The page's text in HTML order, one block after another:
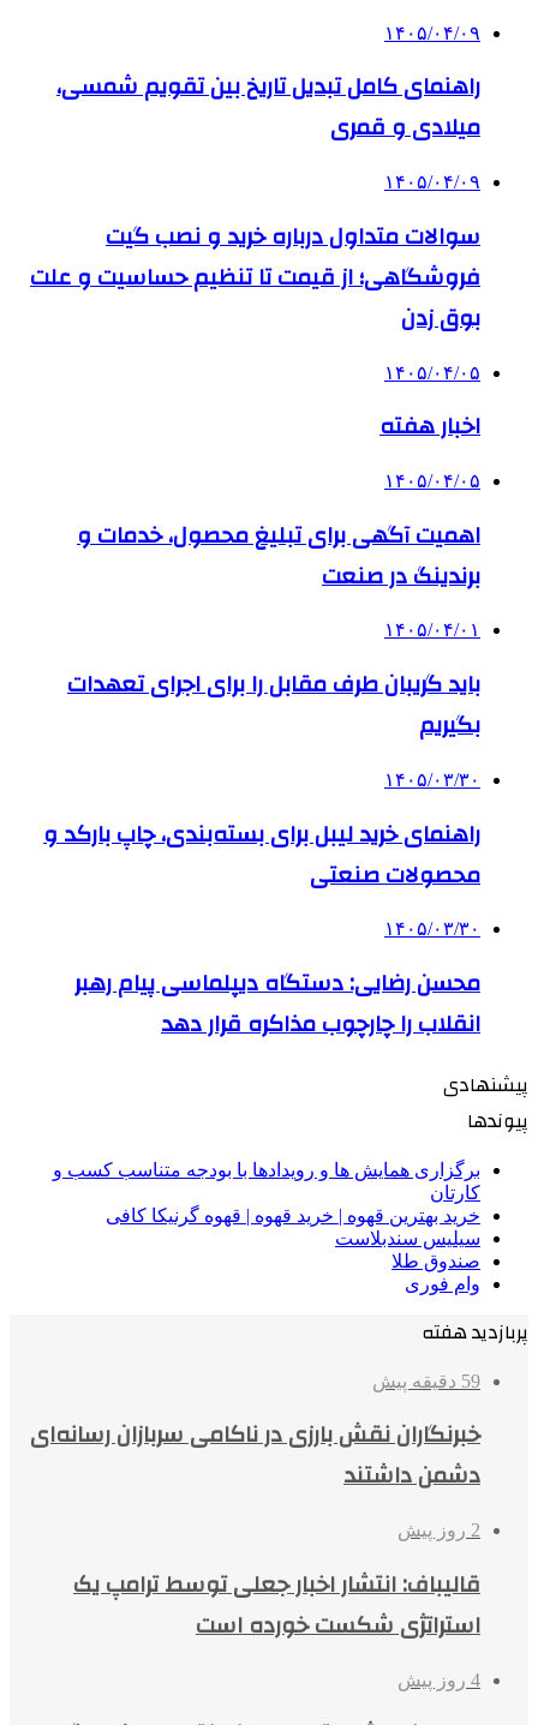
۱۴۰۵/۰۴/۰۹
راهنمای کامل تبدیل تاریخ بین تقویم شمسی،
میلادی و قمری
۱۴۰۵/۰۴/۰۹
سوالات متداول درباره خرید و نصب گیت
فروشگاهی؛ از قیمت تا تنظیم حساسیت و علت
بوق زدن
۱۴۰۵/۰۴/۰۵
اخبار هفته
۱۴۰۵/۰۴/۰۵
اهمیت آگهی برای تبلیغ محصول، خدمات و
برندینگ در صنعت
۱۴۰۵/۰۴/۰۱
باید گریبان طرف مقابل را برای اجرای تعهدات
بگیریم
۱۴۰۵/۰۳/۳۰
راهنمای خرید لیبل برای بسته‌بندی، چاپ بارکد و
محصولات صنعتی
۱۴۰۵/۰۳/۳۰
محسن رضایی: دستگاه دیپلماسی پیام رهبر
انقلاب را چارچوب مذاکره قرار دهد
پیشنهادی
پیوندها
برگزاری همایش ها و رویدادها با بودجه متناسب کسب و
کارتان
خرید بهترین قهوه | خرید قهوه | قهوه گرنیکا کافی
سیلیس سندبلاست
صندوق طلا
وام فوری
پربازدید هفته
59 دقیقه پیش
خبرنگاران نقش بارزی در ناکامی سربازان رسانه‌ای
دشمن داشتند
2 روز پیش
قالیباف: انتشار اخبار جعلی توسط ترامپ یک
استراتژی شکست خورده است
4 روز پیش